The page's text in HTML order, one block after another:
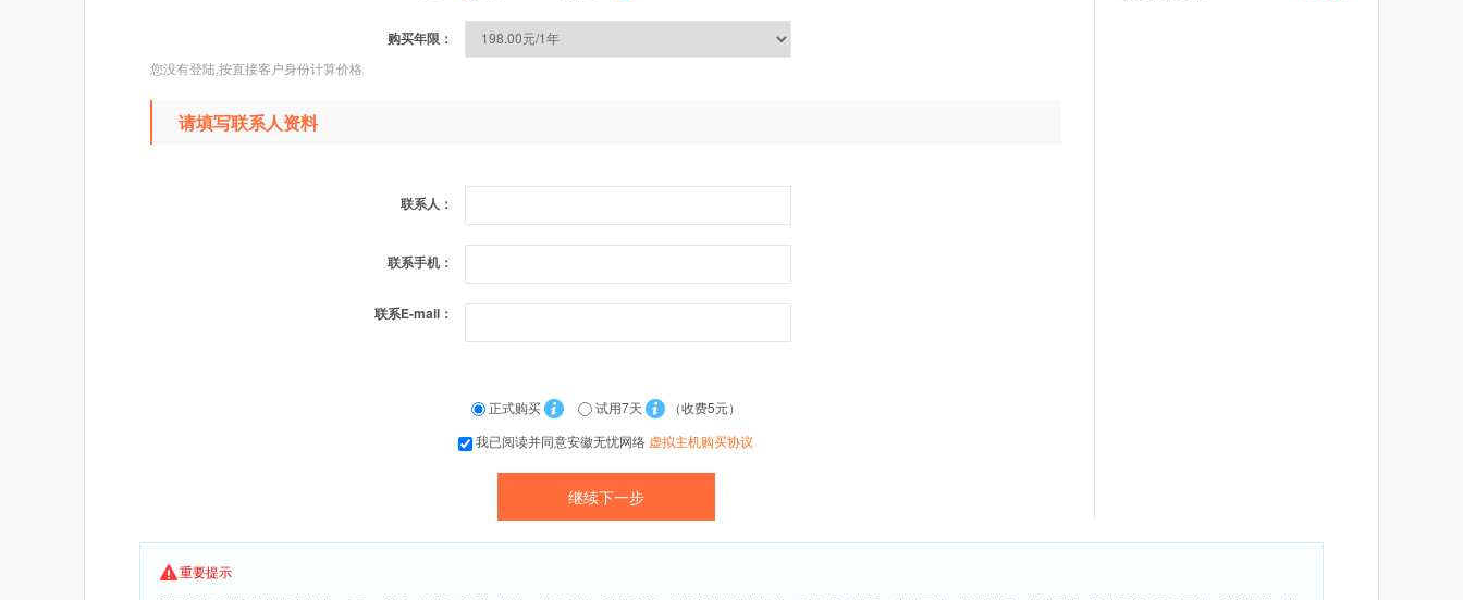
购买年限：
您没有登陆,按直接客户身份计算价格
请填写联系人资料
联系人：
联系手机：
联系E-mail：
正式购买 试用7天
（收费5元）
我已阅读并同意安徽无忧网络 虚拟主机购买协议
重要提示